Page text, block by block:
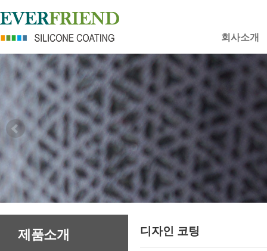
회사소개
제품소개 디자인 코팅